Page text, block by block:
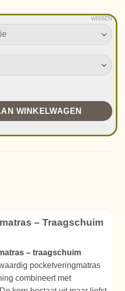
WISSEN
aantal
WINKELWAGEN
– Traagschuim
– traagschuim
pocketveringmatras
combineert met